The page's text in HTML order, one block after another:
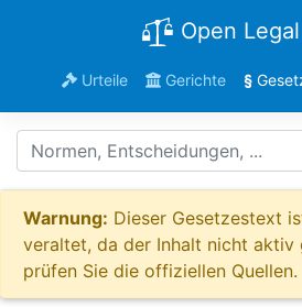
Open
Urteile Gerichte §
Warnung: Dieser Gesetzestext
veraltet, da der Inhalt nicht
prüfen Sie die offiziellen Quellen.